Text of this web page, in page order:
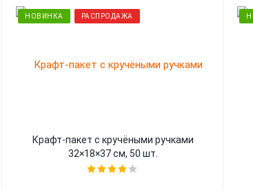
НОВИНКА РАСПРОДАЖА
Крафт-пакет с кручёными ручками
32×18×37 см, 50 шт.